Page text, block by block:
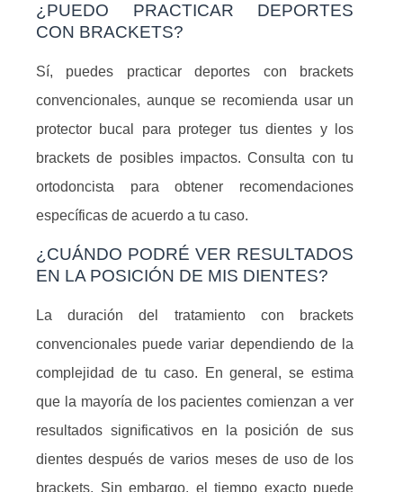
¿PUEDO PRACTICAR DEPORTES
CON BRACKETS?
Sí, puedes practicar deportes con brackets
convencionales, aunque se recomienda usar un
protector bucal para proteger tus dientes y los
brackets de posibles impactos. Consulta con tu
ortodoncista para obtener recomendaciones
específicas de acuerdo a tu caso.
¿CUÁNDO PODRÉ VER RESULTADOS
EN LA POSICIÓN DE MIS DIENTES?
La duración del tratamiento con brackets
convencionales puede variar dependiendo de la
complejidad de tu caso. En general, se estima
que la mayoría de los pacientes comienzan a ver
resultados significativos en la posición de sus
dientes después de varios meses de uso de los
brackets. Sin embargo, el tiempo exacto puede